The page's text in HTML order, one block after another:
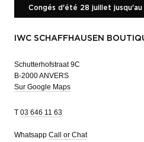
Congés d'été 28 juillet jusqu'au
IWC SCHAFFHAUSEN
Schutterhofstraat 9C
B-2000 ANVERS
Sur Google Maps
T 03 646 11 63
Whatsapp Call or Chat